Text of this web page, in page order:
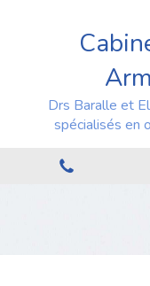
Drs Baralle et
spécialisés en